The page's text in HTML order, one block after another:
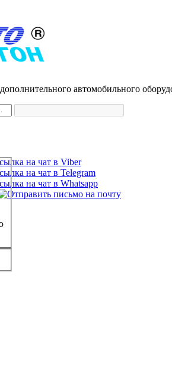
автомобильного